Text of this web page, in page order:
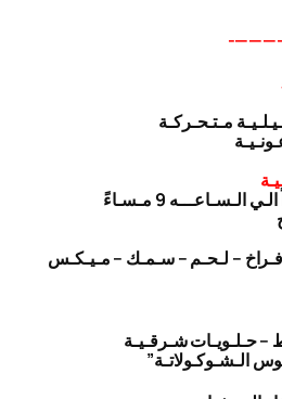
مـتـحـركـة
– لـحـم – سـمـك – مـيـكـس
حـلـويـات شـرقـيـة
الـشـوكـولاتـة”